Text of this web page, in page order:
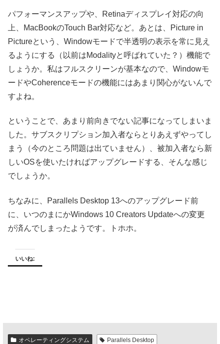
パフォーマンスアップや、Retinaディスプレイ対応の向
上、MacBookのTouch Bar対応など。あとは、Picture in
Pictureという、Windowモードで半透明の表示を常に見え
るようにする（以前はModalityと呼ばれていた？）機能で
しょうか。私はフルスクリーンが基本なので、Windowモ
ードやCoherenceモードの機能にはあまり関心がないんで
すよね。
ということで、あまり前向きでない記事になってしまいま
した。サブスクリプション加入者ならとりあえずやってし
まう（今のところ問題は出ていません）、被加入者なら新
しいOSを使いたければアップグレードする、そんな感じ
でしょうか。
ちなみに、Parallels Desktop 13へのアップグレード前
に、いつのまにかWindows 10 Creators Updateへの変更
が済んでしまったようです。トホホ。
いいね:
オペレーティングシステム
Parallels Desktop